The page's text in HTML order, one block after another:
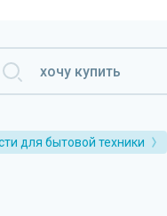
для бытовой техники